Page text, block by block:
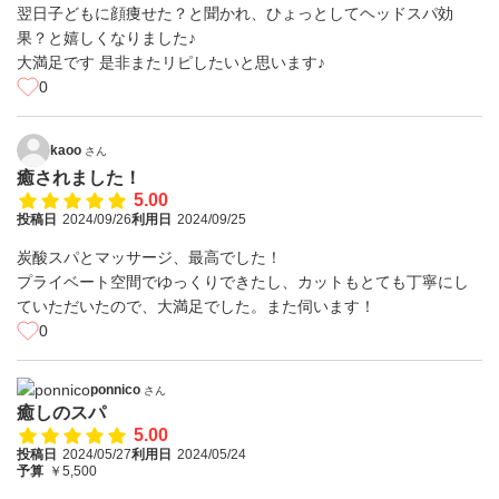
翌日子どもに顔痩せた？と聞かれ、ひょっとしてヘッドスパ効
果？と嬉しくなりました♪
大満足です 是非またリピしたいと思います♪
0
kaoo さん
癒されました！
5.00
投稿日 2024/09/26利用日 2024/09/25
炭酸スパとマッサージ、最高でした！
プライベート空間でゆっくりできたし、カットもとても丁寧にし
ていただいたので、大満足でした。また伺います！
0
ponnico さん
癒しのスパ
5.00
投稿日 2024/05/27利用日 2024/05/24
予算 ￥5,500